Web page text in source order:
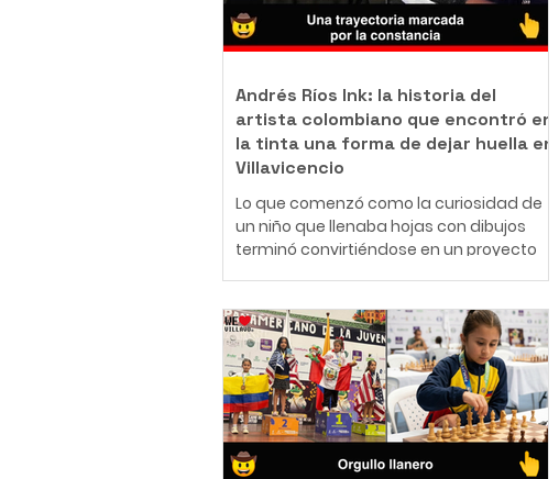
Andrés Ríos Ink: la historia del
artista colombiano que encontró en
la tinta una forma de dejar huella en
Villavicencio
Lo que comenzó como la curiosidad de
un niño que llenaba hojas con dibujos
terminó convirtiéndose en un proyecto
como Andrés Ríos Ink, es un tatuador y
body piercer profesional colombiano que
ha construido una carrera en el mundo
del arte corporal, convencido de que el
tatuaje y el body piercing van mucho
más allá de la estética: son una forma de
inmortalizar historias, emociones y